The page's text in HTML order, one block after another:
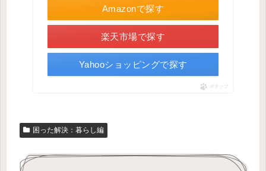
Amazonで探す
楽天市場で探す
Yahooショッピングで探す
ポチップ
困った解決：暮らし編